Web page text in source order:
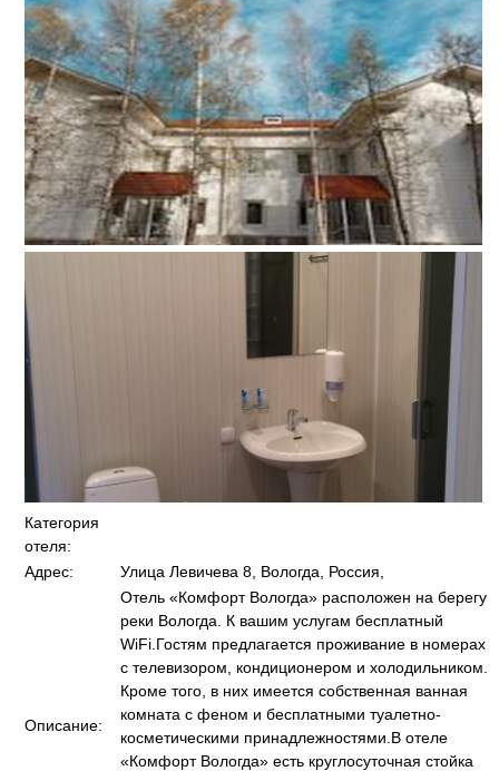
Категория
отеля:
Адрес:
Улица Левичева 8, Вологда, Россия,
Описание:
Отель «Комфорт Вологда» расположен на берегу
реки Вологда. К вашим услугам бесплатный
WiFi.Гостям предлагается проживание в номерах
с телевизором, кондиционером и холодильником.
Кроме того, в них имеется собственная ванная
комната с феном и бесплатными туалетно-
косметическими принадлежностями.В отеле
«Комфорт Вологда» есть круглосуточная стойка